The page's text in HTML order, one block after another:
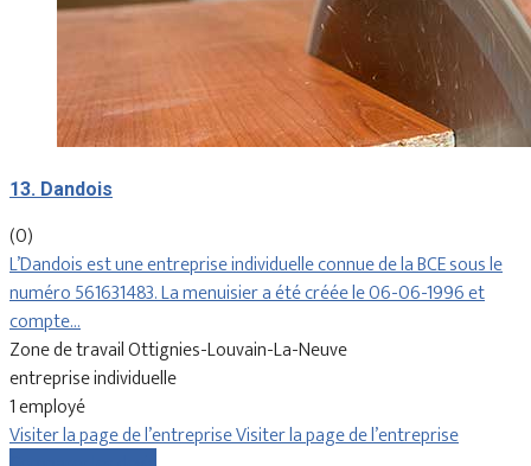
13. Dandois
(0)
L’Dandois est une entreprise individuelle connue de la BCE sous le
numéro 561631483. La menuisier a été créée le 06-06-1996 et
compte…
Zone de travail Ottignies-Louvain-La-Neuve
entreprise individuelle
1 employé
Visiter la page de l’entrepriseVisiter la page de l’entreprise